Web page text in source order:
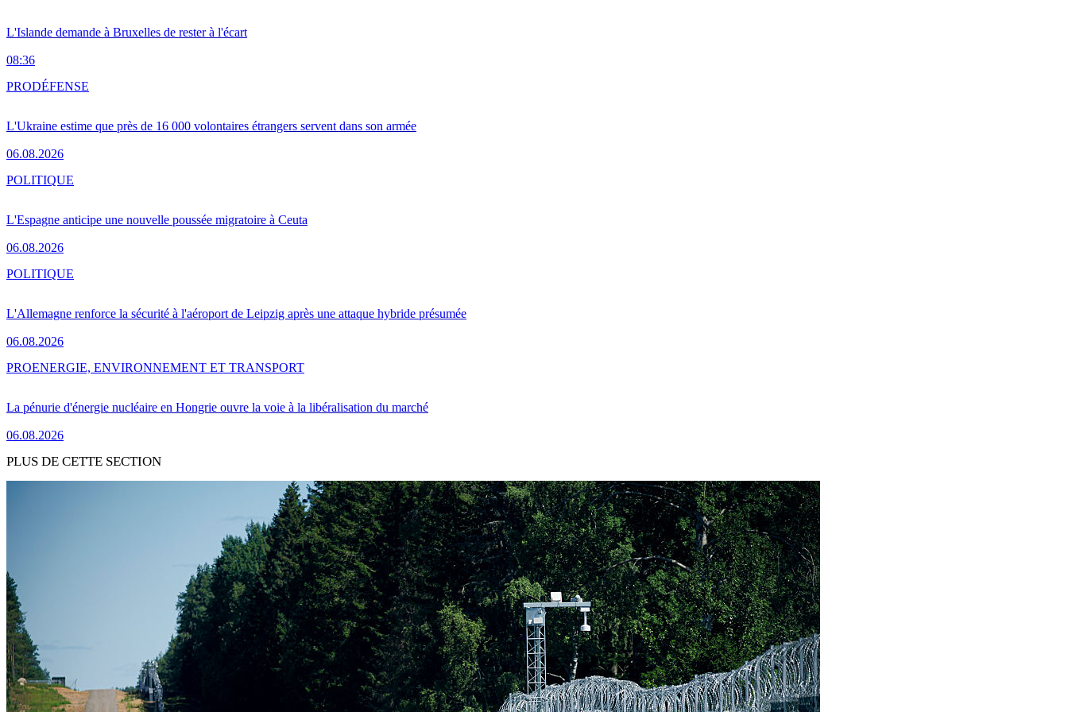
L'Islande demande à Bruxelles de rester à l'écart
08:36
L'Ukraine estime que près de 16 000 volontaires étrangers servent dans son armée
06.08.2026
PRODÉFENSE
L'Espagne anticipe une nouvelle poussée migratoire à Ceuta
06.08.2026
POLITIQUE
L'Allemagne renforce la sécurité à l'aéroport de Leipzig après une attaque hybride présumée
06.08.2026
POLITIQUE
La pénurie d'énergie nucléaire en Hongrie ouvre la voie à la libéralisation du marché
06.08.2026
PROENERGIE, ENVIRONNEMENT ET TRANSPORT
PLUS DE CETTE SECTION